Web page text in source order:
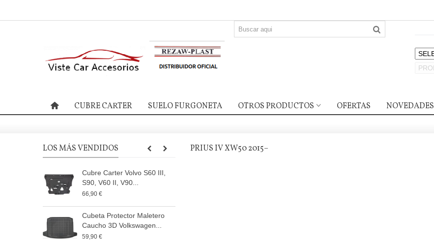
CUBRE CARTER SUELO FURGONETA OTROS PRODUCTOS OFERTAS NOVEDADES
LOS MÁS VENDIDOS
Cubre Carter Volvo S60 III,
S90, V60 II, V90...
66,90 €
Cubeta Protector Maletero
Caucho 3D Volkswagen...
59,90 €
PRIUS IV XW50 2015–